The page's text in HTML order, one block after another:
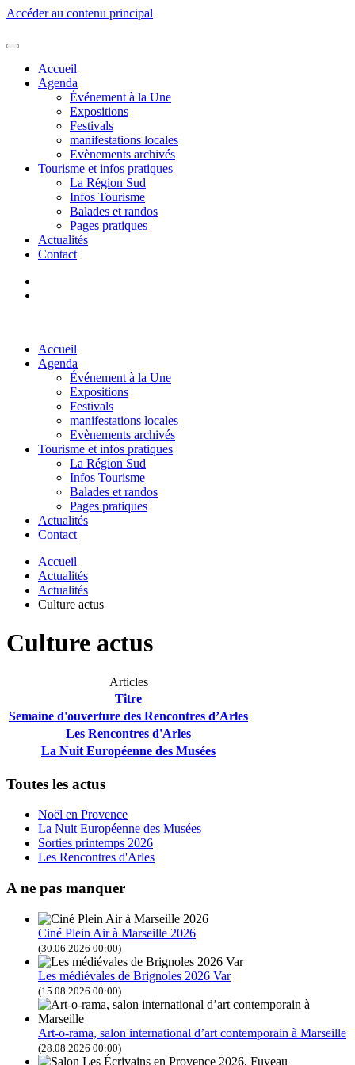
Accéder au contenu principal
Accueil
Agenda
Événement à la Une
Expositions
Festivals
manifestations locales
Evènements archivés
Tourisme et infos pratiques
La Région Sud
Infos Tourisme
Balades et randos
Pages pratiques
Actualités
Contact
Accueil
Agenda
Événement à la Une
Expositions
Festivals
manifestations locales
Evènements archivés
Tourisme et infos pratiques
La Région Sud
Infos Tourisme
Balades et randos
Pages pratiques
Actualités
Contact
Accueil
Actualités
Actualités
Culture actus
Culture actus
Articles
Titre
Semaine d'ouverture des Rencontres d’Arles
Les Rencontres d'Arles
La Nuit Européenne des Musées
Toutes les actus
Noël en Provence
La Nuit Européenne des Musées
Sorties printemps 2026
Les Rencontres d'Arles
A ne pas manquer
Ciné Plein Air à Marseille 2026
(30.06.2026 00:00)
Les médiévales de Brignoles 2026 Var
(15.08.2026 00:00)
Art-o-rama, salon international d’art contemporain à Marseille
(28.08.2026 00:00)